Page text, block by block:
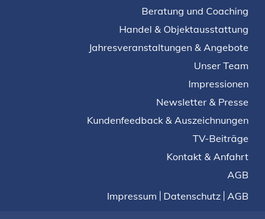
Beratung und Coaching
Handel & Objektausstattung
Jahresveranstaltungen & Angebote
Unser Team
Impressionen
Newsletter & Presse
Kundenfeedback & Auszeichnungen
TV-Beiträge
Kontakt & Anfahrt
AGB
Impressum
Datenschutz AGB